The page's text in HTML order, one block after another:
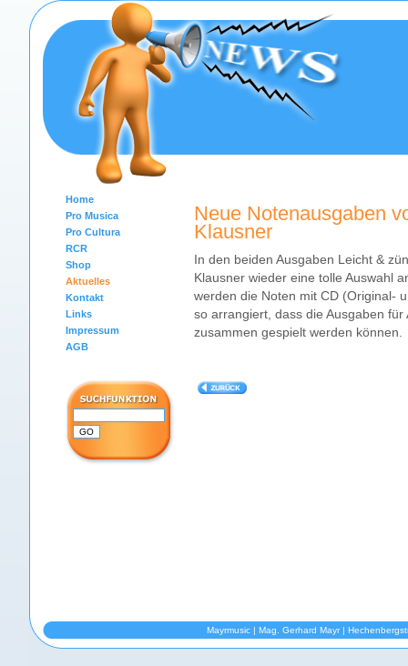
Home
Pro Musica
Pro Cultura
RCR
Shop
Aktuelles
Kontakt
Links
Impressum
AGB
Neue Notenausgaben
Klausner
In den beiden Ausgaben Leicht &
Klausner wieder eine tolle Auswahl
werden die Noten mit CD (Original-
so arrangiert, dass die Ausgaben
zusammen gespielt werden können.
Mayrmusic | Mag. Gerhard Mayr |